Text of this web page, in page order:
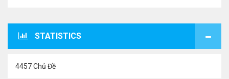
STATISTICS
4457 Chủ Đề